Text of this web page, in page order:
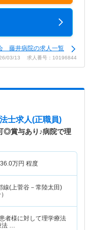
藤井病院の求人一覧
03/13 求人番号：10196844
士求人(正職員)
◎賞与あり♪病院で理
36.0万円 程度
線(上菅谷－常陸太田)
者様に対して理学療法
法 …